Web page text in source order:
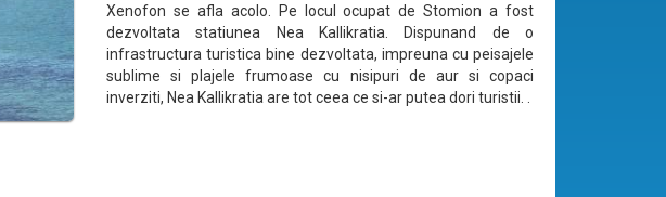
Xenofon se afla acolo. Pe locul ocupat de Stomion a fost
dezvoltata statiunea Nea Kallikratia. Dispunand de o
infrastructura turistica bine dezvoltata, impreuna cu peisajele
sublime si plajele frumoase cu nisipuri de aur si copaci
inverziti, Nea Kallikratia are tot ceea ce si-ar putea dori turistii. .